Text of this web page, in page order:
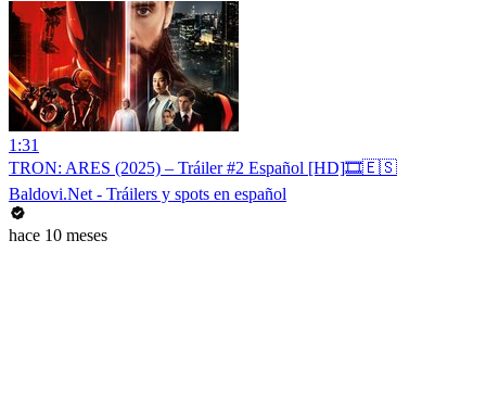
1:31
TRON: ARES (2025) – Tráiler #2 Español [HD]🎞️🇪🇸
Baldovi.Net - Tráilers y spots en español
hace 10 meses